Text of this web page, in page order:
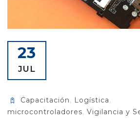
23
JUL
Capacitación, Logística,
microcontroladores, Vigilancia y